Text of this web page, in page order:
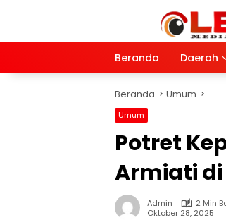
Beranda
Daerah
Beranda Umum
Umum
Potret
Armiati
Admin
2 Min
Oktober 28, 2025